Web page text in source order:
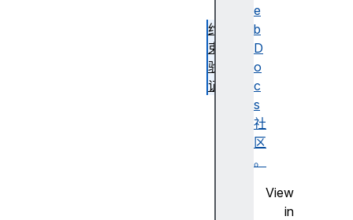
e
b
D
o
c
s
社
区
。
View
in
约
束
验
证